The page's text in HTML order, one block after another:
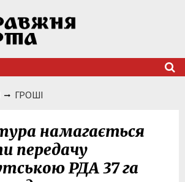
ГРОШI
намагається
передачу
РДА 37 га